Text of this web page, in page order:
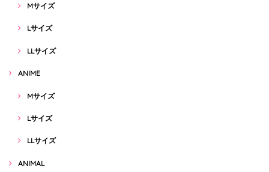
Mサイズ
Lサイズ
LLサイズ
ANIME
Mサイズ
Lサイズ
LLサイズ
ANIMAL